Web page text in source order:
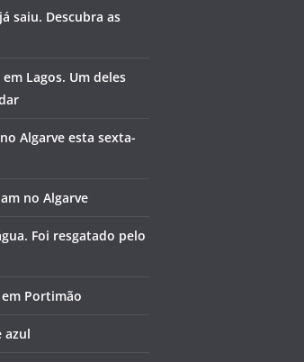
saiu. Descubra as
Lagos. Um deles
Algarve esta sexta-
no Algarve
Foi resgatado pelo
Portimão
azul